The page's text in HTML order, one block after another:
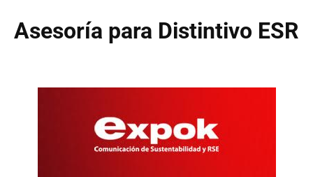
Asesoría para Distintivo ESR